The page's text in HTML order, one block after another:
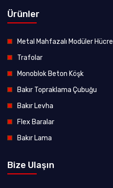
Ürünler
Metal Mahfazalı Modüler Hücre
Trafolar
Monoblok Beton Köşk
Bakır Topraklama Çubuğu
Bakır Levha
Flex Baralar
Bakır Lama
Bize Ulaşın